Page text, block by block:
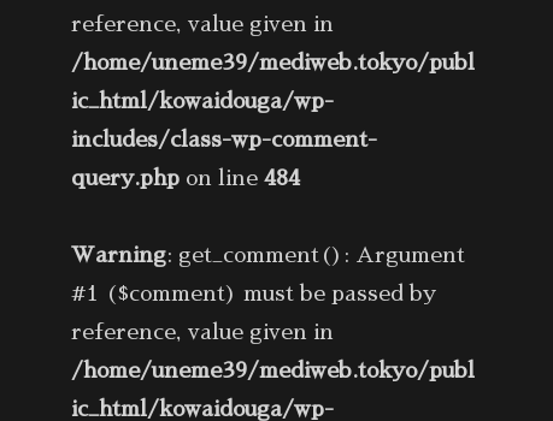
reference, value given in
/home/uneme39/mediweb.tokyo/publ
ic_html/kowaidouga/wp-
includes/class-wp-comment-
query.php on line 484
Warning: get_comment(): Argument
#1 ($comment) must be passed by
reference, value given in
/home/uneme39/mediweb.tokyo/publ
ic_html/kowaidouga/wp-